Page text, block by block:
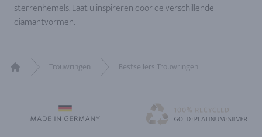
sterrenhemels. Laat u inspireren door de verschillende
diamantvormen.
Trouwringen Bestsellers Trouwringen